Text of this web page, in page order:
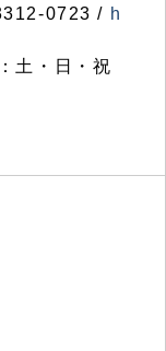
0723 / h
土・日・祝